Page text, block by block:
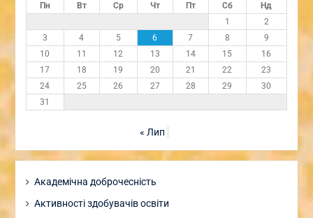
Пн Вт Ср Чт Пт Сб
Нд
1
2
3
4 5 6 7 8
9
10
11 12 13 14 15
16
17
18 19 20 21 22
23
24
25 26 27 28 29
30
31
« Лип
Академічна доброчесність
Активності здобувачів освіти